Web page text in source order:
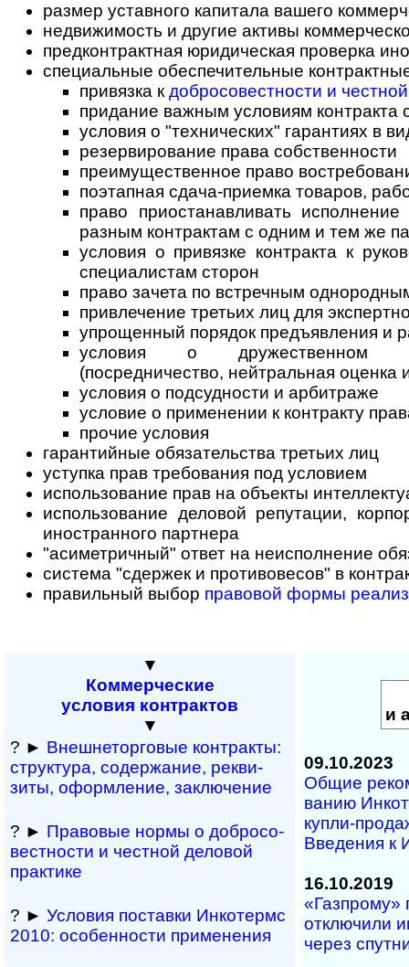
размер уставного капитала вашего
недвижимость и другие активы
предконтрактная юридическая проверка
специальные обеспечительные
привязка к добросовестности и
придание важным условиям контракта
условия о "технических" гарантиях в
резервирование права собственности
преимущественное право
поэтапная сдача-приемка товаров,
право приостанавливать
разным контрактам с одним и тем же
условия о привязке контракта к
специалистам сторон
право зачета по встречным
привлечение третьих лиц для
упрощенный порядок предъявления и
условия о дружественном
(посредничество, нейтральная оценка
условия о подсудности и арбитраже
условие о применении к контракту
прочие условия
гарантийные обязательства третьих лиц
уступка прав требования под условием
использование прав на объекты
использование деловой репутации,
иностранного партнера
"асиметричный" ответ на неисполнение
система "сдержек и противовесов" в
правильный выбор правовой формы
▼
Коммерческие
условия контрактов
▼
? ► Внешнеторговые кон­т­рак­ты:
струк­тура, содер­жа­ние, рек­ви­
зиты, офо­р­м­ле­ние, зак­лю­чение
? ► Правовые нормы о доб­ро­со­
вест­но­сти и чест­ной дело­вой
прак­тике
? ► Условия поста­вки Инко­термс
2010: осо­бен­нос­ти при­ме­нения
и
09.10.2023
Общие
ва­нию
куп­ли-­
Вве­де­ния к
16.10.2019
«Газпрому»
отключили
через